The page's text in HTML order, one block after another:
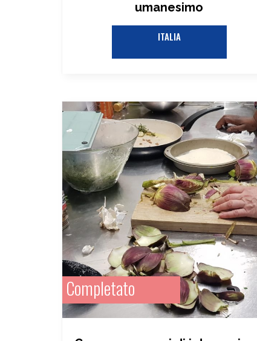
umanesimo
ITALIA
Completato